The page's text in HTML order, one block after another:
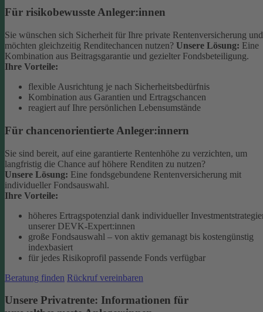
Für risikobewusste Anleger:innen
Sie wünschen sich Sicherheit für Ihre private Rentenversicherung und
möchten gleichzeitig Renditechancen nutzen? Unsere Lösung: Eine
Kombination aus Beitragsgarantie und gezielter Fondsbeteiligung.
Ihre Vorteile:
flexible Ausrichtung je nach Sicherheitsbedürfnis
Kombination aus Garantien und Ertragschancen
reagiert auf Ihre persönlichen Lebensumstände
Für chancenorientierte Anleger:innern
Sie sind bereit, auf eine garantierte Rentenhöhe zu verzichten, um
langfristig die Chance auf höhere Renditen zu nutzen?
Unsere Lösung: Eine fondsgebundene Rentenversicherung mit
individueller Fondsauswahl.
Ihre Vorteile:
höheres Ertragspotenzial dank individueller
unserer DEVK-Expert:innen
große Fondsauswahl – von aktiv gemanagt bis kostengünstig
indexbasiert
für jedes Risikoprofil passende Fonds verfügbar
Beratung finden Rückruf vereinbaren
Unsere Privatrente: Informationen für